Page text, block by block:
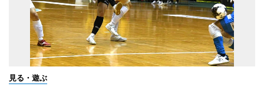
見る・遊ぶ